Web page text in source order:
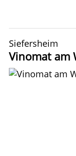
Siefersheim
Vinomat am